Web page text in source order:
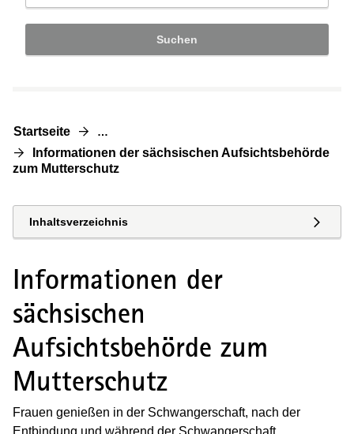
Suchen
Startseite …
Informationen der sächsischen Aufsichtsbehörde
zum Mutterschutz
Inhaltsverzeichnis
Informationen der
sächsischen
Aufsichtsbehörde zum
Mutterschutz
Frauen genießen in der Schwangerschaft, nach der
Entbindung und während der Schwangerschaft